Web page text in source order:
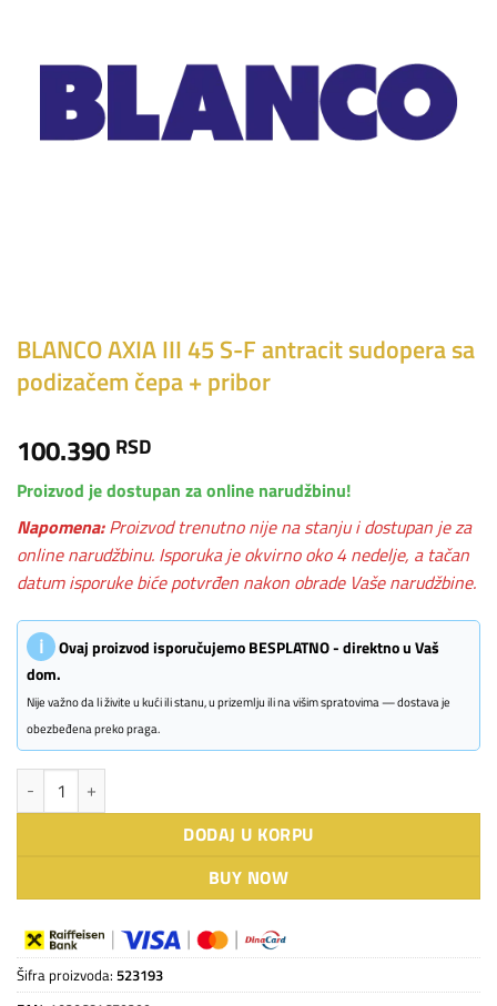
BLANCO AXIA III 45 S-F antracit sudopera sa
podizačem čepa + pribor
100.390 RSD
Proizvod je dostupan za online narudžbinu!
Napomena: Proizvod trenutno nije na stanju i dostupan je za
online narudžbinu. Isporuka je okvirno oko 4 nedelje, a tačan
datum isporuke biće potvrđen nakon obrade Vaše narudžbine.
ℹ
Ovaj proizvod isporučujemo BESPLATNO - direktno u Vaš
dom.
Nije važno da li živite u kući ili stanu, u prizemlju ili na višim spratovima — dostava je
obezbeđena preko praga.
BLANCO AXIA III 45 S-F antracit sa p.č. + pribor količina
DODAJ U KORPU
BUY NOW
Šifra proizvoda: 523193